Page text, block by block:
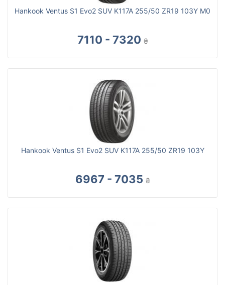
Hankook Ventus S1 Evo2 SUV K117A 255/50 ZR19 103Y M0
7110 - 7320 ₴
Hankook Ventus S1 Evo2 SUV K117A 255/50 ZR19 103Y
6967 - 7035 ₴